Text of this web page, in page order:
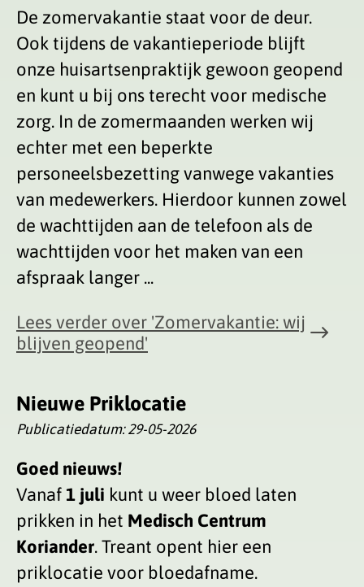
De zomervakantie staat voor de deur.
Ook tijdens de vakantieperiode blijft
onze huisartsenpraktijk gewoon geopend
en kunt u bij ons terecht voor medische
zorg. In de zomermaanden werken wij
echter met een beperkte
personeelsbezetting vanwege vakanties
van medewerkers. Hierdoor kunnen zowel
de wachttijden aan de telefoon als de
wachttijden voor het maken van een
afspraak langer ...
Lees verder over 'Zomervakantie: wij
blijven geopend'
Nieuwe Priklocatie
Publicatiedatum:29-05-2026
Goed nieuws!
Vanaf1 juli kunt u weer bloed laten
prikken in het Medisch Centrum
Koriander. Treant opent hier een
priklocatie voor bloedafname.